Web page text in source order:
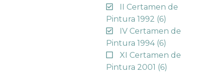
II Certamen de
Pintura 1992 (6)
IV Certamen de
Pintura 1994 (6)
XI Certamen de
Pintura 2001 (6)